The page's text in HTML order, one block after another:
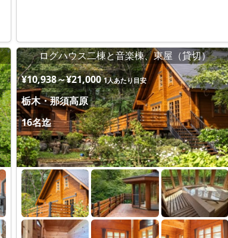
ログハウス二棟と音楽棟、東屋（貸切）
¥10,938～¥21,000 1人あたり目安
栃木・那須高原
16名迄